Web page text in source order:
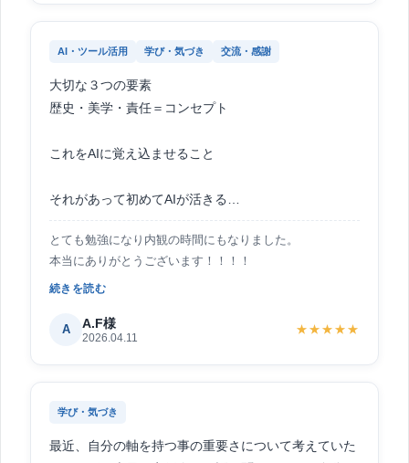
AI・ツール活用 学び・気づき 交流・感謝
大切な３つの要素
歴史・美学・責任＝コンセプト
これをAIに覚え込ませること
それがあって初めてAIが活きる
そして決断は人間がすること。
今までAI使ってもなんだかうまくいかないなーコレジ
ャナイ感が強い時は
この３つがぼやけていたなと気づきました。
た！！！
とても勉強になり内観の時間にもなりました。
本当にありがとうございます！！！！
続きを読む
A A.F様
2026.04.11
★★★★★
学び・気づき
最近、自分の軸を持つ事の重要さについて考えていた